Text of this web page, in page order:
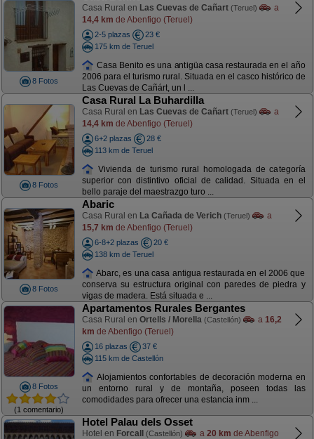
8 Fotos
Casa Rural en Las Cuevas de Cañart (Teruel)
a
14,4 km de Abenfigo (Teruel)
2-5 plazas
23 €
175 km de Teruel
Casa Benito es una antigüa casa restaurada en el año
2006 para el turismo rural. Situada en el casco histórico de
Las Cuevas de Cañárt, un l ...
8 Fotos
Casa Rural La Buhardilla
Casa Rural en Las Cuevas de Cañart (Teruel)
a
14,4 km de Abenfigo (Teruel)
6+2 plazas
28 €
113 km de Teruel
Vivienda de turismo rural homologada de categoría
superior con distintivo oficial de calidad. Situada en el
bello paraje del maestrazgo turo ...
8 Fotos
Abaric
Casa Rural en La Cañada de Verich (Teruel)
a
15,7 km de Abenfigo (Teruel)
6-8+2 plazas
20 €
138 km de Teruel
Abarc, es una casa antigua restaurada en el 2006 que
conserva su estructura original con paredes de piedra y
vigas de madera. Está situada e ...
8 Fotos
(1 comentario)
Apartamentos Rurales Bergantes
Casa Rural en Ortells / Morella (Castellón) a 16,2
km de Abenfigo (Teruel)
16 plazas
37 €
115 km de Castellón
Alojamientos confortables de decoración moderna en
un entorno rural y de montaña, poseen todas las
comodidades para ofrecer una estancia inm ...
Hotel Palau dels Osset
Hotel en Forcall (Castellón) a 20 km de Abenfigo